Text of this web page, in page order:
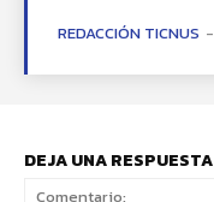
REDACCIÓN TICNUS -
DEJA UNA RESPUESTA